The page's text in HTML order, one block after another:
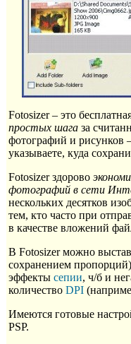
Fotosizer – это
простых шага за
фотографий и рисунков
указываете, куда
Fotosizer здорово
фотографий в сети
нескольких десятков
тем, кто часто при
в качестве вложений
В Fotosizer можно
сохранением
эффекты сепии, ч/б и
количество DPI
Имеются готовые
PSP.